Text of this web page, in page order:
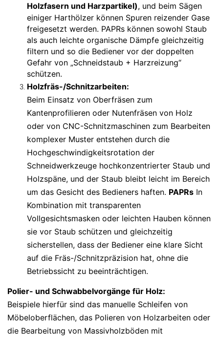
Holzfasern und Harzpartikel), und beim Sägen
einiger Harthölzer können Spuren reizender Gase
freigesetzt werden. PAPRs können sowohl Staub
als auch leichte organische Dämpfe gleichzeitig
filtern und so die Bediener vor der doppelten
Gefahr von „Schneidstaub + Harzreizung“
schützen.
Holzfräs-/Schnitzarbeiten:
Beim Einsatz von Oberfräsen zum
Kantenprofilieren oder Nutenfräsen von Holz
oder von CNC-Schnitzmaschinen zum Bearbeiten
komplexer Muster entstehen durch die
Hochgeschwindigkeitsrotation der
Schneidwerkzeuge hochkonzentrierter Staub und
Holzspäne, und der Staub bleibt leicht im Bereich
um das Gesicht des Bedieners haften. PAPRs In
Kombination mit transparenten
Vollgesichtsmasken oder leichten Hauben können
sie vor Staub schützen und gleichzeitig
sicherstellen, dass der Bediener eine klare Sicht
auf die Fräs-/Schnitzpräzision hat, ohne die
Betriebssicht zu beeinträchtigen.
Polier- und Schwabbelvorgänge für Holz:
Beispiele hierfür sind das manuelle Schleifen von
Möbeloberflächen, das Polieren von Holzarbeiten oder
die Bearbeitung von Massivholzböden mit